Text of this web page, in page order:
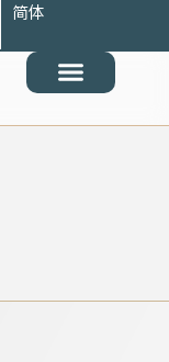
简体